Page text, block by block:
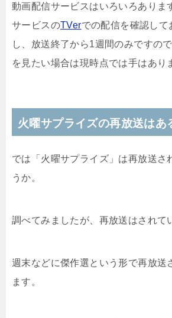
動画配信サービスはいろいろありま
サービスのTVerでの配信を確認し
し、放送終了から1週間のみですの
を見たい場合は現時点では手はあり
火曜サプライズの再放送はあ
では「火曜サプライズ」は再放送さ
うか。
調べてみましたが、再放送はされて
週末などに傑作選という形で再放送
ます。